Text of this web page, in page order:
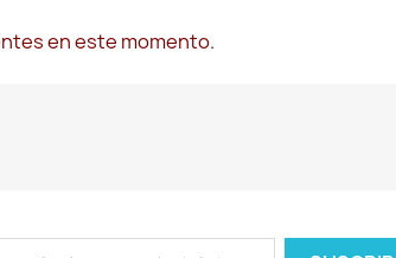
en este momento.